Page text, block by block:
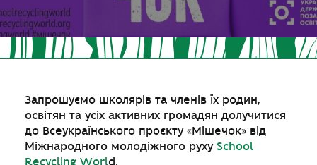
Запрошуємо школярів та членів їх родин,
освітян та усіх активних громадян долучитися
до Всеукраїнського проєкту «Мішечок» від
Міжнародного молодіжного рухуSchool
Recycling World.